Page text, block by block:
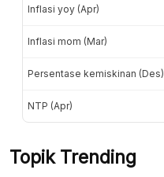
Inflasi yoy (Apr)
Inflasi mom (Mar)
Persentase kemiskinan (Des)
NTP (Apr)
Topik Trending